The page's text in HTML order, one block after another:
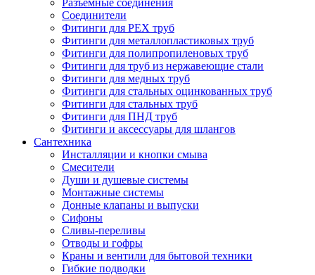
Соединители
Фитинги для PEX труб
Фитинги для металлопластиковых труб
Фитинги для полипропиленовых труб
Фитинги для труб из нержавеющие стали
Фитинги для медных труб
Фитинги для стальных оцинкованных труб
Фитинги для стальных труб
Фитинги для ПНД труб
Фитинги и аксессуары для шлангов
Сантехника
Инсталляции и кнопки смыва
Смесители
Души и душевые системы
Монтажные системы
Донные клапаны и выпуски
Сифоны
Сливы-переливы
Отводы и гофры
Краны и вентили для бытовой техники
Гибкие подводки